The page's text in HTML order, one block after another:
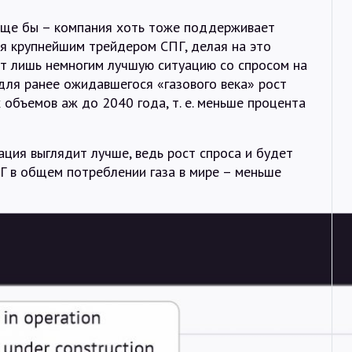
бы – компания хоть тоже поддерживает
крупнейшим трейдером СПГ, делая на это
лишь немногим лучшую ситуацию со спросом на
ранее ожидавшегося «газового века» рост
объемов аж до 2040 года, т. е. меньше процента
выглядит лучше, ведь рост спроса и будет
в общем потреблении газа в мире – меньше